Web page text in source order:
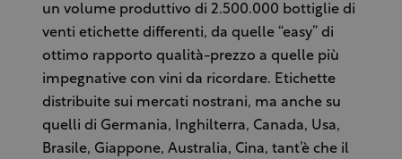
un volume produttivo di 2.500.000 bottiglie di
venti etichette differenti, da quelle “easy” di
ottimo rapporto qualità-prezzo a quelle più
impegnative con vini da ricordare. Etichette
distribuite sui mercati nostrani, ma anche su
quelli di Germania, Inghilterra, Canada, Usa,
Brasile, Giappone, Australia, Cina, tant’è che il